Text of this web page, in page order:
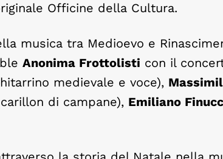
Officine della Cultura.
musica tra Medioevo e
Anonima Frottolisti con il
medievale e voce),
di campane), Emiliano